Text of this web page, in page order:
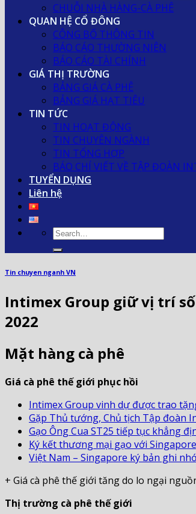
CHUỖI NHÀ HÀNG-CÀ PHÊ
QUAN HỆ CỔ ĐÔNG
CÔNG BỐ THÔNG TIN
BÁO CÁO THƯỜNG NIÊN
BÁO CÁO TÀI CHÍNH
GIÁ THỊ TRƯỜNG
BẢNG GIÁ CÀ PHÊ
BẢNG GIÁ HẠT TIÊU
TIN TỨC
TIN HOẠT ĐỘNG
TIN CHUYÊN NGÀNH
TIN TỔNG HỢP
BÁO CHÍ VIẾT VỀ TẬP ĐOÀN
TUYỂN DỤNG
Liên hệ
Tin chuyen nganh VN
Intimex Group giữ vị trí
2022
Mặt hàng cà phê
Giá cà phê thế giới phục hồi
Intimex Group vinh dự được trao
Gặp Thủ tướng, Chủ tịch Tập đoàn
Gạo Ông Cua ST25 tiếp tục khẳng
Ký kết thương mại gạo với
Việt Nam – Singapore ký bản ghi
+ Giá cà phê thế giới tăng do lo ngại
Thị trường cà phê thế giới